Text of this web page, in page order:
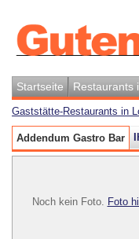
Startseite Restaurants
Gaststätte-Restaurants in
Addendum Gastro Bar
Noch kein Foto. Foto